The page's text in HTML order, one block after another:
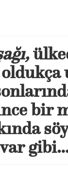
bir